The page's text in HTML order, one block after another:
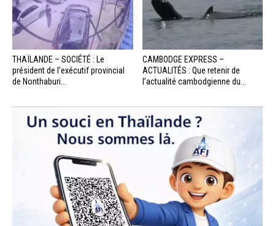
THAÏLANDE – SOCIÉTÉ : Le
président de l’exécutif provincial
de Nonthaburi...
CAMBODGE EXPRESS –
ACTUALITÉS : Que retenir de
l’actualité cambodgienne du...